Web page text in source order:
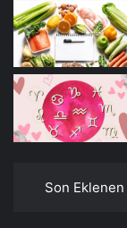
Son Eklenen